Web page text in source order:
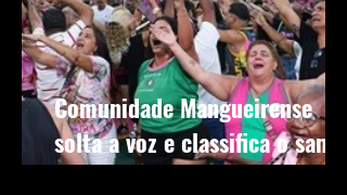
Comunidade Mangueirense
solta a voz e classifica o samba
3 para a próxima fase